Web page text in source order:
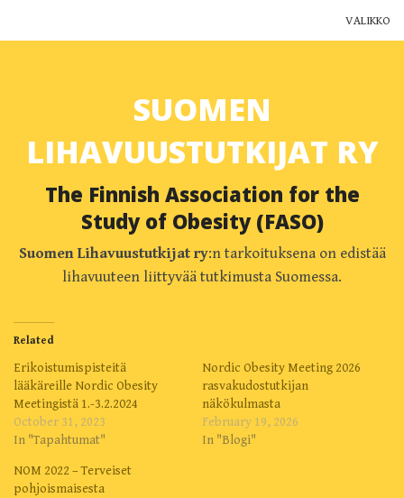
VALIKKO
Ajankohtaista
Yhteystiedot
Muut yhdistykset
Blogi
SUOMEN
LIHAVUUSTUTKIJAT RY
The Finnish Association for the
Study of Obesity (FASO)
Suomen Lihavuustutkijat ry:n tarkoituksena on edistää
lihavuuteen liittyvää tutkimusta Suomessa.
Related
Erikoistumispisteitä
lääkäreille Nordic Obesity
Meetingistä 1.-3.2.2024
October 31, 2023
In "Tapahtumat"
Nordic Obesity Meeting 2026
rasvakudostutkijan
näkökulmasta
February 19, 2026
In "Blogi"
NOM 2022 – Terveiset
pohjoismaisesta